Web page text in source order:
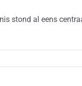
stond al eens